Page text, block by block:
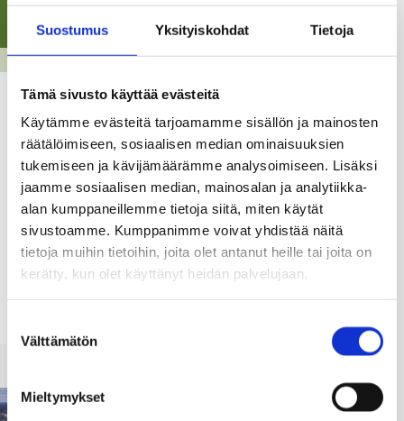
Suostumus Yksityiskohdat Tietoja
Tämä sivusto käyttää evästeitä
Käytämme evästeitä tarjoamamme sisällön ja mainosten
räätälöimiseen, sosiaalisen median ominaisuuksien
tukemiseen ja kävijämäärämme analysoimiseen. Lisäksi
jaamme sosiaalisen median, mainosalan ja analytiikka-
alan kumppaneillemme tietoja siitä, miten käytät
sivustoamme. Kumppanimme voivat yhdistää näitä
tietoja muihin tietoihin, joita olet antanut heille tai joita on
kerätty, kun olet käyttänyt heidän palvelujaan.
valinta
Välttämätön
Mieltymykset
RAKENTAMINEN
Naapurin kuulemiseen koskevat ajat ja
maksut muuttuvat
31.03.23
Vastausaika naapurien kuulemiselle pidennetään kahdesta
kolmeen viikkoon (21 päivää). Muutos koskee
poikkeuslupien, suunnittelutarveratkaisujen ja
rakennuslupien yhteydessä tehtäviä kuulemisia. Muutos on